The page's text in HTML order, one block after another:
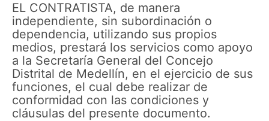
EL CONTRATISTA, de manera
independiente, sin subordinación o
dependencia, utilizando sus propios
medios, prestará los servicios como apoyo
a la Secretaría General del Concejo
Distrital de Medellín, en el ejercicio de sus
funciones, el cual debe realizar de
conformidad con las condiciones y
cláusulas del presente documento.